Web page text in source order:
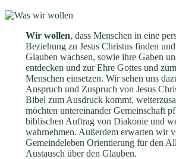
Wir wollen, dass Menschen in eine
Beziehung zu Jesus Christus finden
Glauben wachsen, sowie ihre Gaben
entdecken und zur Ehre Gottes und
Menschen einsetzen. Wir sehen uns
Anspruch und Zuspruch von Jesus
Bibel zum Ausdruck kommt,
möchten untereinander Gemeinschaft
biblischen Auftrag von Diakonie und
wahrnehmen. Außerdem erwarten wir
Gemeindeleben Orientierung für den
Austausch über den Glauben.